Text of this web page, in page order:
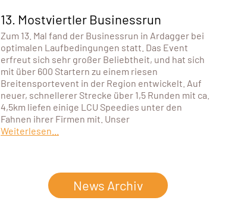
13. Mostviertler Businessrun
Zum 13. Mal fand der Businessrun in Ardagger bei
optimalen Laufbedingungen statt. Das Event
erfreut sich sehr großer Beliebtheit, und hat sich
mit über 600 Startern zu einem riesen
Breitensportevent in der Region entwickelt. Auf
neuer, schnellerer Strecke über 1,5 Runden mit ca.
4,5km liefen einige LCU Speedies unter den
Fahnen ihrer Firmen mit. Unser
Weiterlesen...
News Archiv